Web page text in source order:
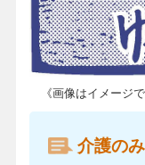
《画像はイメージで
介護の